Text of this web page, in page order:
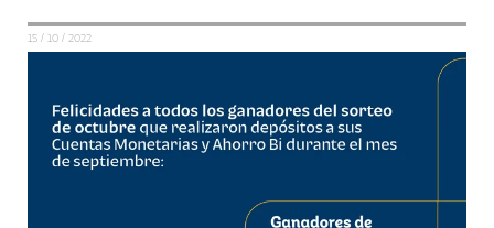
15 / 10 / 2022